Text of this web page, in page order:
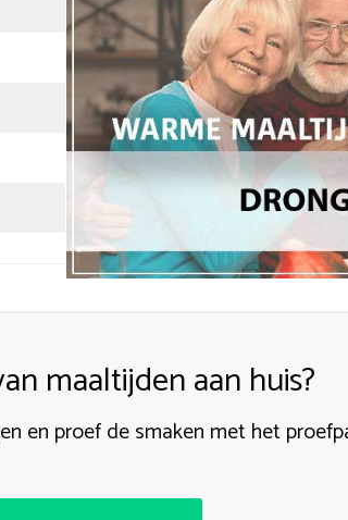
maaltijden aan huis?
en proef de smaken met het